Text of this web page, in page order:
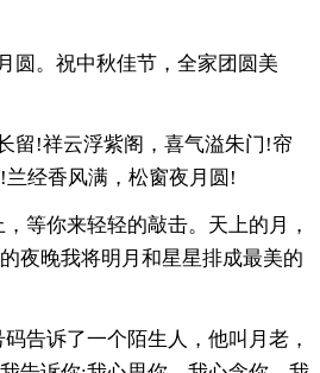
圆。祝中秋佳节，全家团圆美
留!祥云浮紫阁，喜气溢朱门!帘
经香风满，松窗夜月圆!
等你来轻轻的敲击。天上的月，
夜晚我将明月和星星排成最美的
告诉了一个陌生人，他叫月老，